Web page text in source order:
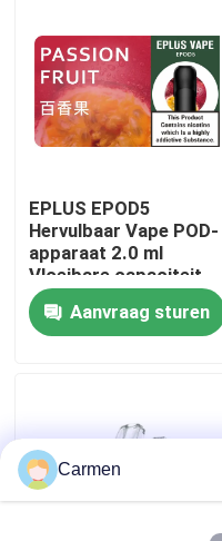
Videos
Over ons
Kwaliteitscontrole
Contacteer ons
Vozol damp
EPLUS EPOD5
Hervulbaar Vape POD-
apparaat 2.0 ml
Vloeibare capaciteit
20 mg/ml Nicotine 21
smaakopties
Aanvraag sturen
Carmen